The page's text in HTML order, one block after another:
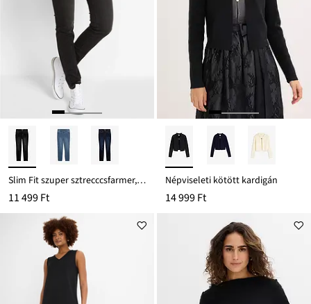
Slim Fit szuper sztrecccsfarmer, High Waist
11 499 Ft
Népviseleti kötött kardigán
14 999 Ft